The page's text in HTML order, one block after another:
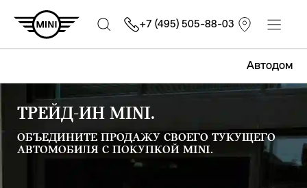
Автодом
+7 (495) 505-88-03
ТРЕЙД-ИН MINI.
ОБЪЕДИНИТЕ ПРОДАЖУ СВОЕГО ТУКУЩЕГО
АВТОМОБИЛЯ С ПОКУПКОЙ MINI.